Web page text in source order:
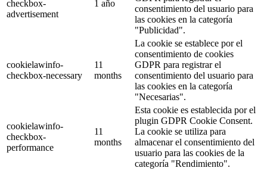
checkbox-
advertisement
1 año
consentimiento del usuario para
las cookies en la categoría
"Publicidad".
cookielawinfo-
checkbox-necessary
11
months
La cookie se establece por el
consentimiento de cookies
GDPR para registrar el
consentimiento del usuario para
las cookies en la categoría
"Necesarias".
cookielawinfo-
checkbox-
performance
11
months
Esta cookie es establecida por el
plugin GDPR Cookie Consent.
La cookie se utiliza para
almacenar el consentimiento del
usuario para las cookies de la
categoría "Rendimiento".